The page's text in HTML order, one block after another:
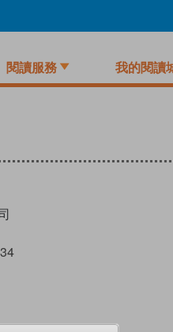
閱讀服務 我的閱讀